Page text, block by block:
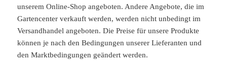
unserem Online-Shop angeboten. Andere Angebote, die im
Gartencenter verkauft werden, werden nicht unbedingt im
Versandhandel angeboten. Die Preise für unsere Produkte
können je nach den Bedingungen unserer Lieferanten und
den Marktbedingungen geändert werden.